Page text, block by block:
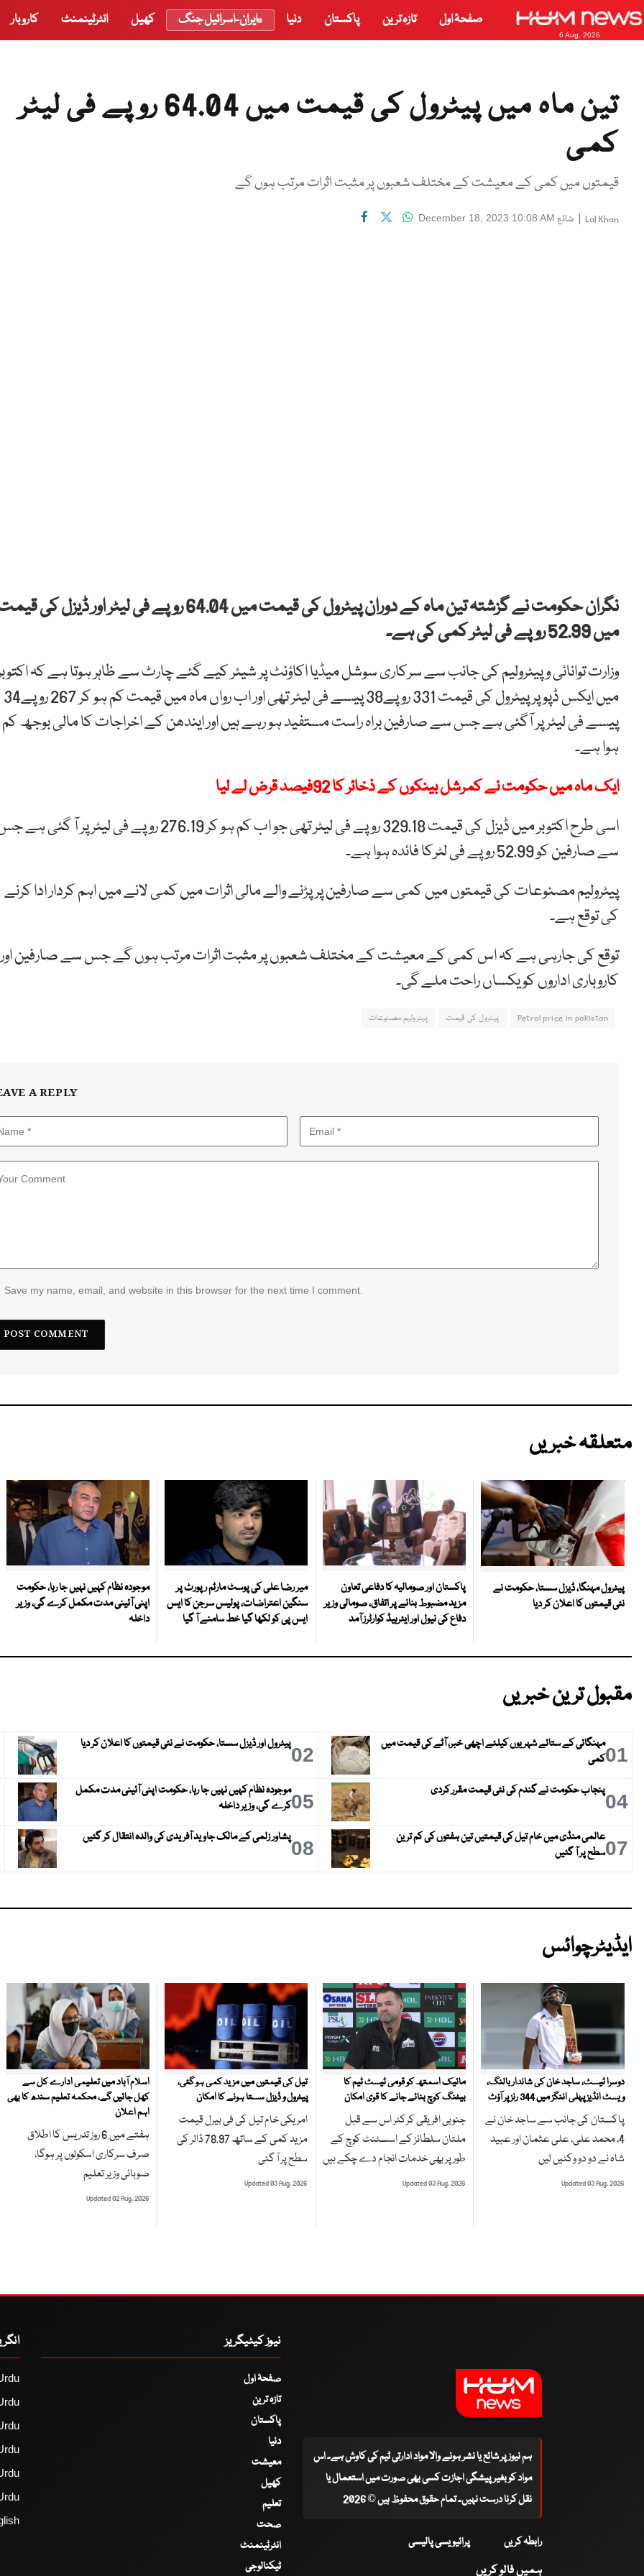
6 Aug, 2026
صفحۂ اول تازہ ترین پاکستان دنیا ایران-اسرائیل جنگ کھیل انٹرٹینمنٹ کاروبار
تین ماہ میں پیٹرول کی قیمت میں 64.04 روپے فی لیٹر
کمی
قیمتوں میں کمی کے معیشت کے مختلف شعبوں پر مثبت اثرات مرتب ہوں گے
Lal Khan
| شائع December 18, 2023 10:08 AM
نگران حکومت نے گزشتہ تین ماہ کے دوران پیٹرول کی قیمت میں 64.04 روپے فی لیٹر اور ڈیزل کی
میں 52.99 روپے فی لیٹر کمی کی ہے۔
وزارت توانائی و پیٹرولیم کی جانب سے سرکاری سوشل میڈیا اکاؤنٹ پر شیئر کیے گئے چارٹ سے ظاہر ہوتا ہے کہ
میں ایکس ڈپو پر پیٹرول کی قیمت 331 روپے38 پیسے فی لیٹر تھی اور اب رواں ماہ میں قیمت کم ہو کر 267 روپے34
پیسے فی لیٹر پر آگئی ہے جس سے صارفین براہ راست مستفید ہو رہے ہیں اور ایندھن کے اخراجات کا مالی بوجھ کم
ہوا ہے۔
ایک ماہ میں حکومت نے کمرشل بینکوں کے ذخائر کا 92فیصد قرض لے لیا
اسی طرح اکتوبر میں ڈیزل کی قیمت 329.18 روپے فی لیٹر تھی جو اب کم ہو کر 276.19 روپے فی لیٹر پر آ گئی
سے صارفین کو 52.99 روپے فی لٹرکا فائدہ ہوا ہے۔
پیٹرولیم مصنوعات کی قیمتوں میں کمی سے صارفین پر پڑنے والے مالی اثرات میں کمی لانے میں اہم کردار ادا کرنے
کی توقع ہے۔
توقع کی جارہی ہے کہ اس کمی کے معیشت کے مختلف شعبوں پر مثبت اثرات مرتب ہوں گے جس سے صارفین اور
کاروباری اداروں کو یکساں راحت ملے گی۔
Petrol price in pakistan پیٹرول کی قیمت پیٹرولیم مصنوعات
A REPLY
Save my name, email, and website in this browser for the next time I comment.
متعلقہ خبریں
پیٹرول مہنگا، ڈیزل سستا، حکومت نے
نئی قیمتوں کا اعلان کر دیا
پاکستان اور صومالیہ کا دفاعی تعاون
مزید مضبوط بنانے پر اتفاق، صومالی وزیر
دفاع کی نیول اور ایئرہیڈ کوارٹرز آمد
میر رضا علی کی پوسٹ مارٹم رپورٹ پر
سنگین اعتراضات، پولیس سرجن کا ایس
ایس پی کو لکھا گیا خط سامنے آ گیا
موجودہ نظام کہیں نہیں جا رہا، حکومت
اپنی آئینی مدت مکمل کرے گی، وزیر
داخلہ
مقبول ترین خبریں
01مہنگائی کے ستائے شہریوں کیلئے اچھی خبر، آٹے کی قیمت میں
کمی
02پیٹرول اور ڈیزل سستا، حکومت نے نئی قیمتوں کا اعلان کر دیا
04پنجاب حکومت نے گندم کی نئی قیمت مقرر کردی 05موجودہ نظام کہیں نہیں جا رہا، حکومت اپنی آئینی مدت مکمل
کرے گی، وزیر داخلہ
07عالمی منڈی میں خام تیل کی قیمتیں تین ہفتوں کی کم ترین
سطح پر آ گئیں
08پشاور زلمی کے مالک جاوید آفریدی کی والدہ انتقال کر گئیں
ایڈیٹرچوائس
دوسرا ٹیسٹ، ساجد خان کی شاندار بالنگ،
ویسٹ انڈیز پہلی اننگز میں 344 رنز پر آؤٹ
پاکستان کی جانب سے ساجد خان نے
4، محمد علی، علی عثمان اور عبید
شاہ نے دو دو وکٹیں لیں
Updated 03 Aug, 2026
مائیک اسمتھ کو قومی ٹیسٹ ٹیم کا
بیٹنگ کوچ بنائے جانے کا قوی امکان
جنوبی افریقی کرکٹر اس سے قبل
ملتان سلطانز کے اسسٹنٹ کوچ کے
طور پر بھی خدمات انجام دے چکے ہیں
Updated 03 Aug, 2026
تیل کی قیمتوں میں مزید کمی ہو گئی،
پیٹرول و ڈیزل سستا ہونے کا امکان
امریکی خام تیل کی فی بیرل قیمت
مزید کمی کے ساتھ 78.97 ڈالر کی
سطح پر آ گئی
Updated 03 Aug, 2026
اسلام آباد میں تعلیمی ادارے کل سے
کھل جائیں گے، محکمہ تعلیم سندھ کا بھی
اہم اعلان
ہفتے میں 6 روز تدریس کا اطلاق
صرف سرکاری اسکولوں پر ہوگا،
صوبائی وزیر تعلیم
Updated 02 Aug, 2026
ہم نیوز پر شائع یا نشر ہونے والا مواد ادارتی ٹیم کی کاوش ہے۔ اس
مواد کو بغیر پیشگی اجازت کسی بھی صورت میں استعمال یا
نقل کرنا درست نہیں۔ تمام حقوق محفوظ ہیں © 2026
رابطہ کریں پرائیویسی پالیسی
ہمیں فالو کریں
نیوز کیٹیگریز
صفحۂ اول
تازہ ترین
پاکستان
دنیا
معیشت
کھیل
تعلیم
صحت
انٹرٹینمنٹ
ٹیکنالوجی